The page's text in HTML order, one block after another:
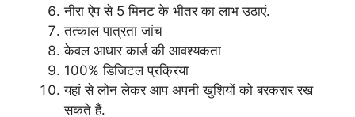
नीरा ऐप से 5 मिनट के भीतर का लाभ उठाएं.
तत्काल पात्रता जांच
केवल आधार कार्ड की आवश्यकता
100% डिजिटल प्रक्रिया
यहां से लोन लेकर आप अपनी खुशियों को बरकरार रख
सकते हैं.